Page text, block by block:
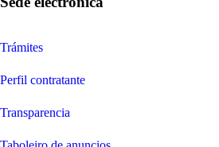
Trámites
Perfil contratante
Transparencia